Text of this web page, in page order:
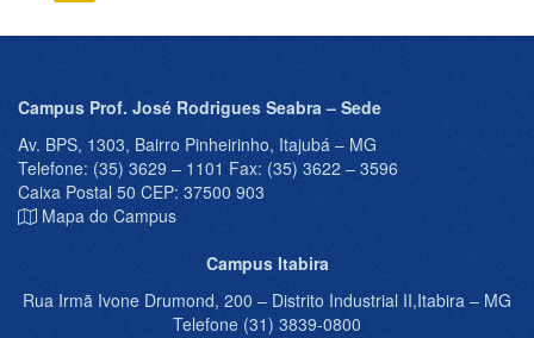
Campus Prof. José Rodrigues Seabra – Sede
Av. BPS, 1303, Bairro Pinheirinho, Itajubá – MG
Telefone: (35) 3629 – 1101 Fax: (35) 3622 – 3596
Caixa Postal 50 CEP: 37500 903
Mapa do Campus
Campus Itabira
Rua Irmã Ivone Drumond, 200 – Distrito Industrial II,Itabira – MG
Telefone (31) 3839-0800